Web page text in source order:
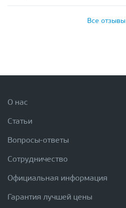
Все отзывы
О нас
Статьи
Вопросы-ответы
Сотрудничество
Официальная информация
Гарантия лучшей цены